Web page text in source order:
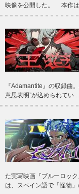
映像を公開した。 本作
『Adamantite』の収録曲
意思表明”が込められてい
た実写映画『ブルーロッ
は、スペイン語で「怪物